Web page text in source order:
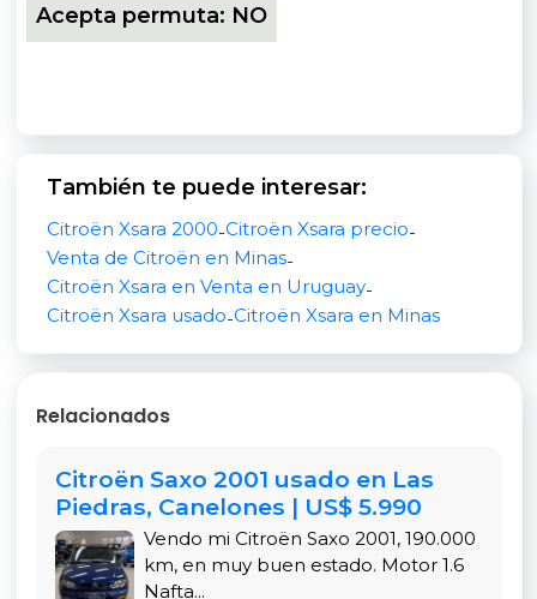
Rendimiento y Consumo de
potencia y economía, ideal para uso urbano y
viajes por rutas del interior. Citroën Xsara es
reconocido por su durabilidad y bajo costo de
mantenimiento, con repuestos accesibles en
todo Uruguay. Un compañero confiable para el
uso diario sin gastar de más en combustible ni
servicios.
Ventajas de Comprar este
Citroën Xsara Usado
Precio accesible:US$ 4.000 (excelente
relación precio-valor para un Full 1.6).
5 puertas y baúl amplio para cargas
familiares o trabajo.
Acepta permuta: NO
También te puede interesar:
Citroën Xsara 2000-Citroën Xsara precio-
Venta de Citroën en Minas-
Citroën Xsara en Venta en Uruguay-
Citroën Xsara usado-Citroën Xsara en Minas
Relacionados
Citroën Saxo 2001 usado en Las
Piedras, Canelones | US$ 5.990
Vendo mi Citroën Saxo 2001, 190.000
km, en muy buen estado. Motor 1.6
Nafta...